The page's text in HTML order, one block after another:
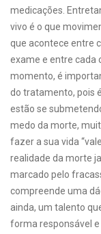
medicações.
vivo é o que
que acontece entre
exame e entre cada
momento, é
do tratamento, pois
estão se
medo da morte,
fazer a sua vida
realidade da morte
marcado pelo
compreende uma
ainda, um talento
forma responsável e